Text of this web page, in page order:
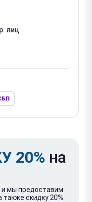
лиц
20% на
и мы предоставим
скидку 20%